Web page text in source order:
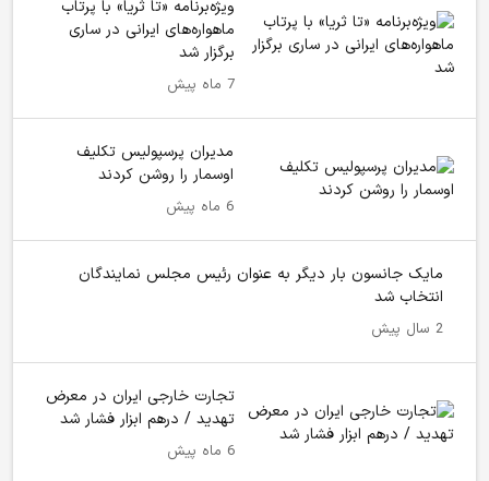
ویژه‌برنامه «تا ثریا» با پرتاب
ماهواره‌های ایرانی در ساری
برگزار شد
7 ماه پیش
مدیران پرسپولیس تکلیف
اوسمار را روشن کردند
6 ماه پیش
مایک جانسون بار دیگر به عنوان رئیس مجلس نمایندگان
انتخاب شد
2 سال پیش
تجارت خارجی ایران در معرض
تهدید / درهم ابزار فشار شد
6 ماه پیش